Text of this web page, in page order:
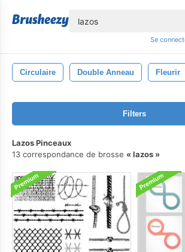
Se
Circulaire Double Anneau Fleurir
Filters
Lazos Pinceaux
13 correspondance de brosse
lazos